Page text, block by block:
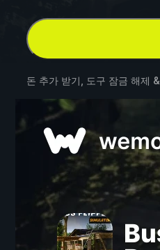
돈 추가 받기, 도구 잠금 해제 &